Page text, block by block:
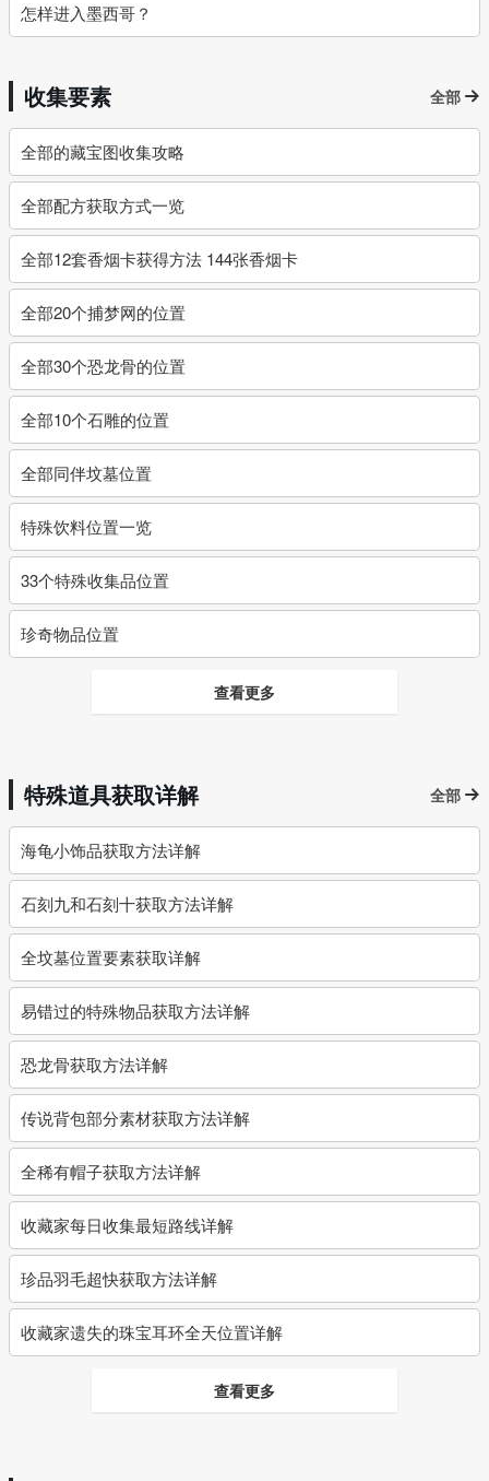
怎样进入墨西哥？
收集要素 全部
全部的藏宝图收集攻略
全部配方获取方式一览
全部12套香烟卡获得方法 144张香烟卡
全部20个捕梦网的位置
全部30个恐龙骨的位置
全部10个石雕的位置
全部同伴坟墓位置
特殊饮料位置一览
33个特殊收集品位置
珍奇物品位置
查看更多
特殊道具获取详解 全部
海龟小饰品获取方法详解
石刻九和石刻十获取方法详解
全坟墓位置要素获取详解
易错过的特殊物品获取方法详解
恐龙骨获取方法详解
传说背包部分素材获取方法详解
全稀有帽子获取方法详解
收藏家每日收集最短路线详解
珍品羽毛超快获取方法详解
收藏家遗失的珠宝耳环全天位置详解
查看更多